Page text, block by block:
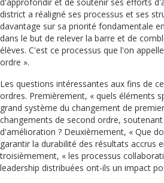
district a réaligné ses processus et ses
davantage sur sa priorité fondamentale
dans le but de relever la barre et de
élèves. C'est ce processus que l'on
ordre ».
Les questions intéressantes aux fins de
ordres. Premièrement, « quels éléments
grand système du changement de
changements de second ordre,
d'amélioration ? Deuxièmement, « Que
garantir la durabilité des résultats accrus
troisièmement, « les processus
leadership distribuées ont-ils un impact